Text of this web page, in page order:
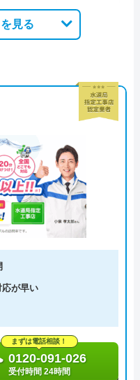
見る
が早い
まずは電話相談！
0120-091-026
受付時間 24時間